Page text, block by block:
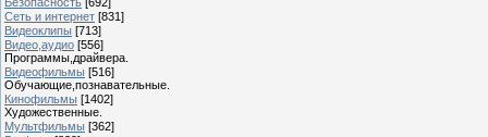
Сеть и интернет [831]
Видеоклипы [713]
Видео,аудио [556]
Программы,драйвера.
Видеофильмы [516]
Обучающие,познавательные.
Кинофильмы [1402]
Художественные.
Мультфильмы [362]